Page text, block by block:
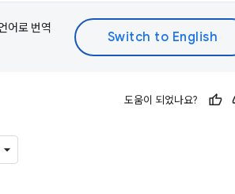
어로 번역
도움이 되었나요?